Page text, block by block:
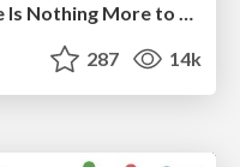
Cheating the UX When There Is Nothing More to Optimize - PixelPioneers
287 14k